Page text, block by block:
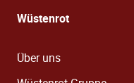
Wüstenrot
Über uns